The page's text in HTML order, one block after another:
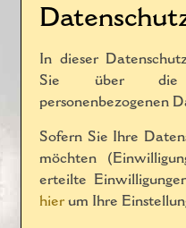
In dieser
Sie über die
personenbezogenen
Sofern Sie Ihre
möchten
erteilte
hier um Ihre